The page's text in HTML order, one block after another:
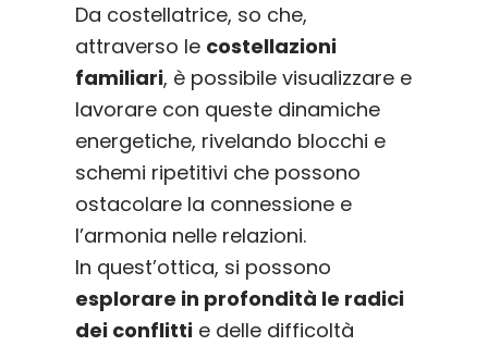
Da costellatrice, so che,
attraverso le costellazioni
familiari, è possibile visualizzare e
lavorare con queste dinamiche
energetiche, rivelando blocchi e
schemi ripetitivi che possono
ostacolare la connessione e
l’armonia nelle relazioni.
In quest’ottica, si possono
esplorare in profondità le radici
dei conflittie delle difficoltà